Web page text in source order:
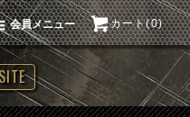
カート(0)
会員メニュー